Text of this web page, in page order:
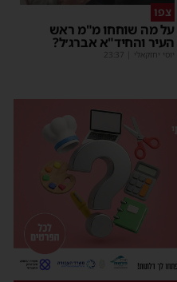
צפו
על מה שוחחו מ"מ ראש
העיר והחיד"א אברג׳ל?
יוסי יחזקאלי 23:37